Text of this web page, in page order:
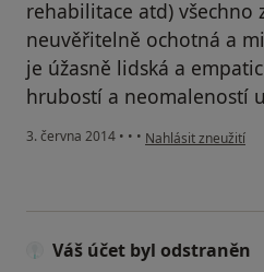
rehabilitace atd) všechno
neuvěřitelně ochotná a
je úžasně lidská a
hrubostí a neomaleností
3. června 2014 • • • podle názoru
Nahlásit zneužití
Váš účet byl odstraněn